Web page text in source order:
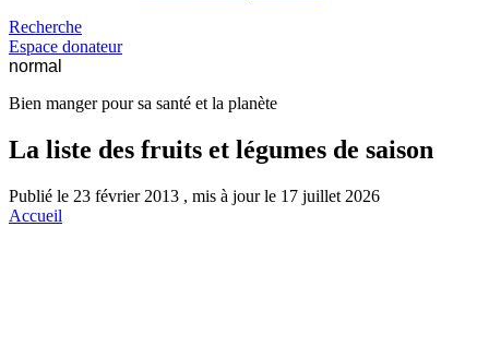
Recherche
Espace donateur
normal
Bien manger pour sa santé et la planète
La liste des fruits et légumes de saison
Publié le 23 février 2013 , mis à jour le 17 juillet 2026
Accueil